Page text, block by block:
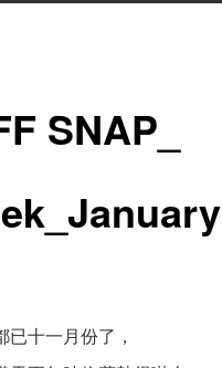
SNAP_
已十一月份了，